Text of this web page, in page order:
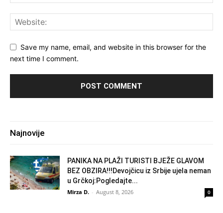
Save my name, email, and website in this browser for the
next time I comment.
Najnovije
PANIKA NA PLAŽI TURISTI BJEŽE GLAVOM
BEZ OBZIRA!!!Devojčicu iz Srbije ujela neman
u Grčkoj:Pogledajte...
Mirza D. - August 8, 2026 0